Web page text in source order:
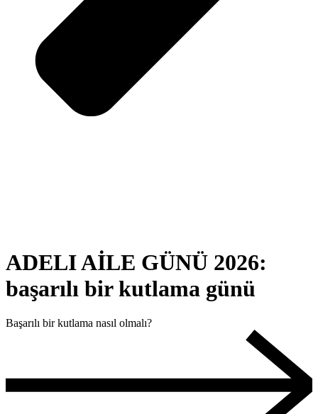
ADELI AİLE GÜNÜ 2026:
başarılı bir kutlama günü
Başarılı bir kutlama nasıl olmalı?